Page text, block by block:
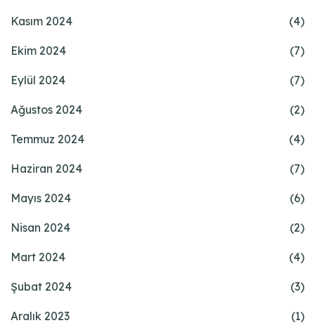
Kasım 2024 (4)
Ekim 2024 (7)
Eylül 2024 (7)
Ağustos 2024 (2)
Temmuz 2024 (4)
Haziran 2024 (7)
Mayıs 2024 (6)
Nisan 2024 (2)
Mart 2024 (4)
Şubat 2024 (3)
Aralık 2023 (1)